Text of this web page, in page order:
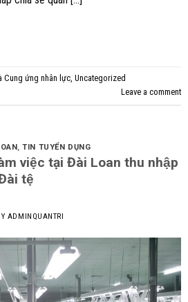
Cung ứng nhân lực Uncategorized
Leave a comment
,TIN TUYỂN DỤNG
việc tại Đài Loan thu nhập
tệ
ADMINQUANTRI